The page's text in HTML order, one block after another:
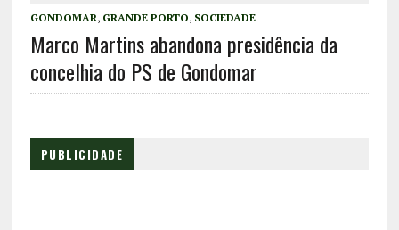
GONDOMAR, GRANDE PORTO, SOCIEDADE
Marco Martins abandona presidência da
concelhia do PS de Gondomar
PUBLICIDADE